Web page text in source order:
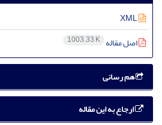
اصل مقاله 1003.33 K
هم رسانی
ارجاع به این مقاله